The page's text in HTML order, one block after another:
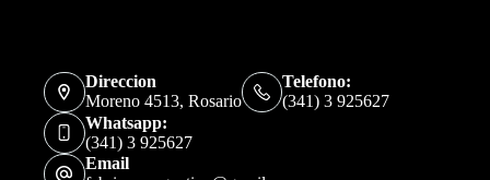
Direccion
Moreno 4513, Rosario
Telefono:
(341) 3 925627
Whatsapp:
(341) 3 925627
Email